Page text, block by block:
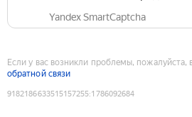
Yandex SmartCaptcha
Если у вас возникли проблемы, пожалуйста,
обратной связи
9182186633515157255:1786092684